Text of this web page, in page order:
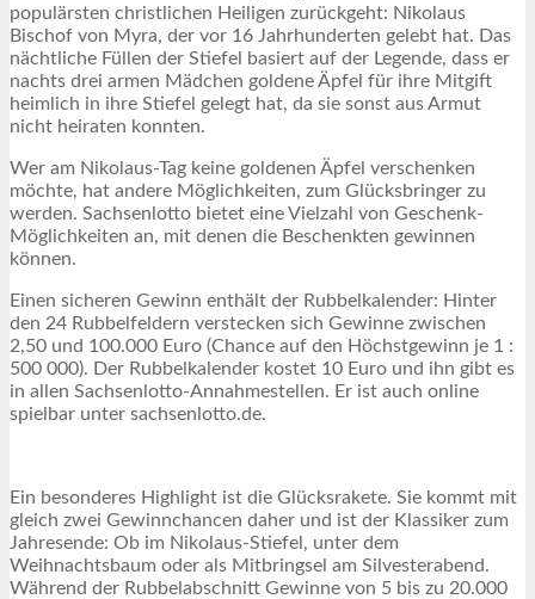
populärsten christlichen Heiligen zurückgeht: Nikolaus
Bischof von Myra, der vor 16 Jahrhunderten gelebt hat. Das
nächtliche Füllen der Stiefel basiert auf der Legende, dass er
nachts drei armen Mädchen goldene Äpfel für ihre Mitgift
heimlich in ihre Stiefel gelegt hat, da sie sonst aus Armut
nicht heiraten konnten.
Wer am Nikolaus-Tag keine goldenen Äpfel verschenken
möchte, hat andere Möglichkeiten, zum Glücksbringer zu
werden. Sachsenlotto bietet eine Vielzahl von Geschenk-
Möglichkeiten an, mit denen die Beschenkten gewinnen
können.
Einen sicheren Gewinn enthält der Rubbelkalender: Hinter
den 24 Rubbelfeldern verstecken sich Gewinne zwischen
2,50 und 100.000 Euro (Chance auf den Höchstgewinn je 1 :
500 000). Der Rubbelkalender kostet 10 Euro und ihn gibt es
in allen Sachsenlotto-Annahmestellen. Er ist auch online
spielbar unter sachsenlotto.de.
Ein besonderes Highlight ist die Glücksrakete. Sie kommt mit
gleich zwei Gewinnchancen daher und ist der Klassiker zum
Jahresende: Ob im Nikolaus-Stiefel, unter dem
Weihnachtsbaum oder als Mitbringsel am Silvesterabend.
Während der Rubbelabschnitt Gewinne von 5 bis zu 20.000